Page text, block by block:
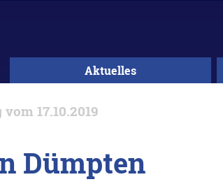
Aktuelles
17.10.2019
Dümpten